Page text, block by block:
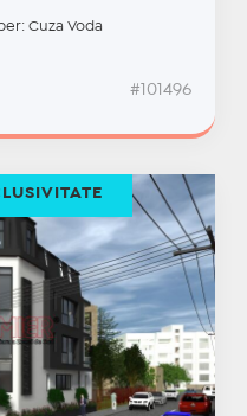
Cuza Voda
#101496